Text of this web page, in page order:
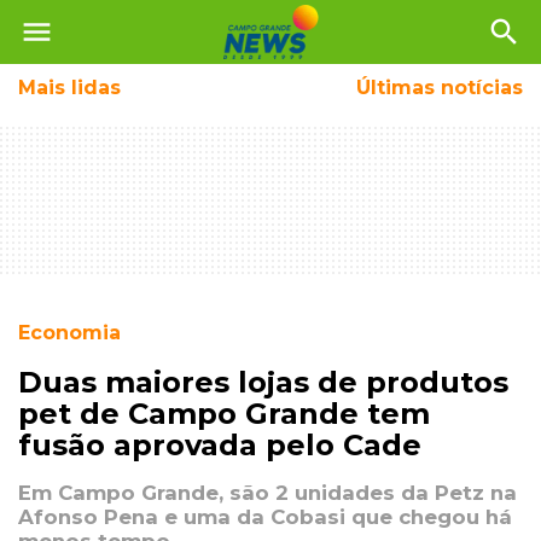
menu search
Mais lidas Últimas notícias
Economia
Duas maiores lojas de produtos
pet de Campo Grande tem
fusão aprovada pelo Cade
Em Campo Grande, são 2 unidades da Petz na
Afonso Pena e uma da Cobasi que chegou há